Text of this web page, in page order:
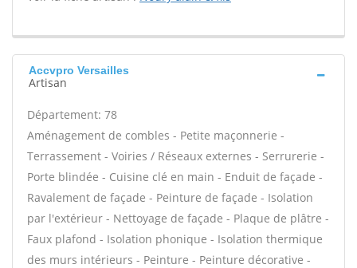
Accvpro Versailles
Artisan
Département: 78
Aménagement de combles - Petite maçonnerie -
Terrassement - Voiries / Réseaux externes - Serrurerie -
Porte blindée - Cuisine clé en main - Enduit de façade -
Ravalement de façade - Peinture de façade - Isolation
par l'extérieur - Nettoyage de façade - Plaque de plâtre -
Faux plafond - Isolation phonique - Isolation thermique
des murs intérieurs - Peinture - Peinture décorative -